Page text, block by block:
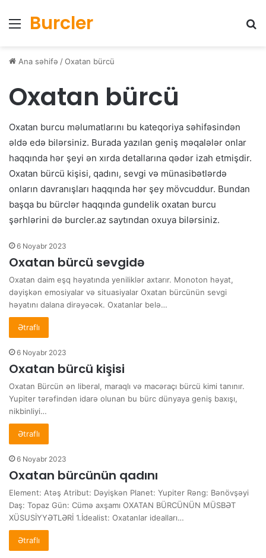
Menyu
Burcler
Ana səhifə /Oxatan bürcü
Oxatan bürcü
Oxatan burcu məlumatlarını bu kateqoriya səhifəsindən
əldə edə bilərsiniz. Burada yazılan geniş məqalələr onlar
haqqında hər şeyi ən xırda detallarına qədər izah etmişdir.
Oxatan bürcü kişisi, qadını, sevgi və münasibətlərdə
onların davranışları haqqında hər şey mövcuddur. Bundan
başqa bu bürclər haqqında gundelik oxatan burcu
şərhlərini də burcler.az saytından oxuya bilərsiniz.
6 Noyabr 2023
Oxatan bürcü sevgidə
Oxatan daim eşq həyatında yeniliklər axtarır. Monoton həyat,
dəyişkən emosiyalar və situasiyalar Oxatan bürcünün sevgi
həyatını dalana dirəyəcək. Oxatanlar belə…
Ətraflı
6 Noyabr 2023
Oxatan bürcü kişisi
Oxatan Bürcün ən liberal, maraqlı və macəraçı bürcü kimi tanınır.
Yupiter tərəfindən idarə olunan bu bürc dünyaya geniş baxışı,
nikbinliyi…
Ətraflı
6 Noyabr 2023
Oxatan bürcünün qadını
Element: Atəş Atribut: Dəyişkən Planet: Yupiter Rəng: Bənövşəyi
Daş: Topaz Gün: Cümə axşamı OXATAN BÜRCÜNÜN MÜSBƏT
XÜSUSİYYƏTLƏRİ 1.İdealist: Oxatanlar idealları…
Ətraflı